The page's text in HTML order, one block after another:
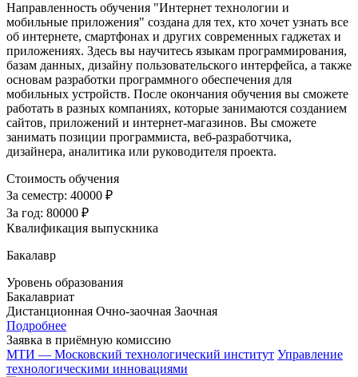
Направленность обучения "Интернет технологии и
мобильные приложения" создана для тех, кто хочет узнать все
об интернете, смартфонах и других современных гаджетах и
приложениях. Здесь вы научитесь языкам программирования,
базам данных, дизайну пользовательского интерфейса, а также
основам разработки программного обеспечения для
мобильных устройств. После окончания обучения вы сможете
работать в разных компаниях, которые занимаются созданием
сайтов, приложений и интернет-магазинов. Вы сможете
занимать позиции программиста, веб-разработчика,
дизайнера, аналитика или руководителя проекта.
Стоимость обучения
За семестр: 40000 ₽
За год: 80000 ₽
Квалификация выпускника
Бакалавр
Уровень образования
Бакалавриат
Дистанционная Очно-заочная Заочная
Подробнее
Заявка в приёмную комиссию
МТИ — Московский технологический институт Управление
технологическими инновациями